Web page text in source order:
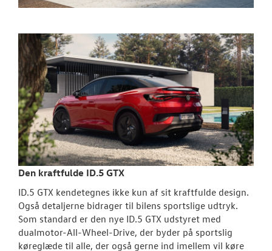
Den kraftfulde ID.5 GTX
ID.5 GTX kendetegnes ikke kun af sit kraftfulde design.
Også detaljerne bidrager til bilens sportslige udtryk.
Som standard er den nye ID.5 GTX udstyret med
dualmotor-All-Wheel-Drive, der byder på sportslig
køreglæde til alle, der også gerne ind imellem vil køre